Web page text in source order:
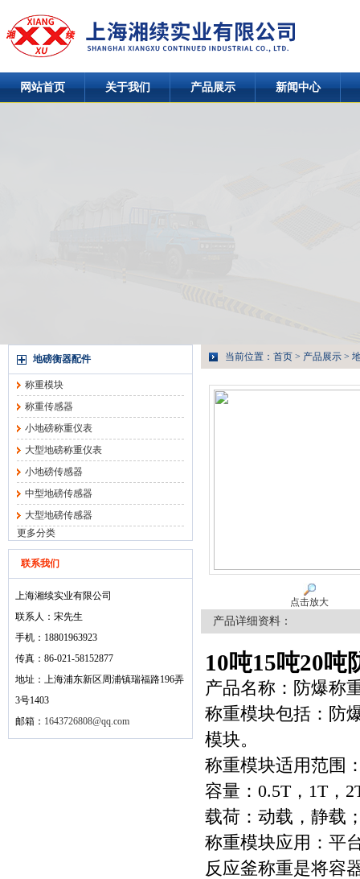
网站首页 关于我们 产品展示 新闻中心
地磅衡器配件
称重模块
称重传感器
小地磅称重仪表
大型地磅称重仪表
小地磅传感器
中型地磅传感器
大型地磅传感器
更多分类
联系我们
上海湘续实业有限公司
联系人：宋先生
手机：18801963923
传真：86-021-58152877
地址：上海浦东新区周浦镇瑞福路196弄
3号1403
邮箱： 1643726808@qq.com
当前位置： 首页 > 产品展示 >
点击放大
产品详细资料：
10吨15吨20吨
产品名称：防爆称
称重模块包括：防
模块。
称重模块适用范围
容量：0.5T，1T，
载荷：动载，静载
称重模块应用：平
反应釜称重是将容